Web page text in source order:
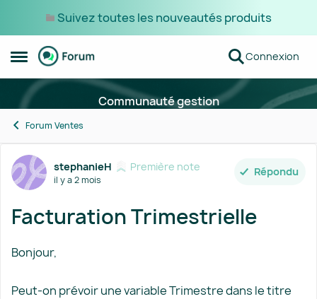
Suivez toutes les nouveautés produits
Ouvrir Menu Latéral
Passer au contenu Connexion
Communauté gestion
Forum Ventes
Forum Discussion
stephanieH Première note
il y a 2 mois
Répondu
Facturation Trimestrielle
Bonjour,
Peut-on prévoir une variable Trimestre dans le titre